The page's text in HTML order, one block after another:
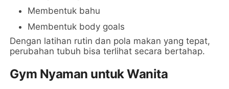
Membentuk bahu
Membentuk body goals
Dengan latihan rutin dan pola makan yang tepat,
perubahan tubuh bisa terlihat secara bertahap.
Gym Nyaman untuk Wanita